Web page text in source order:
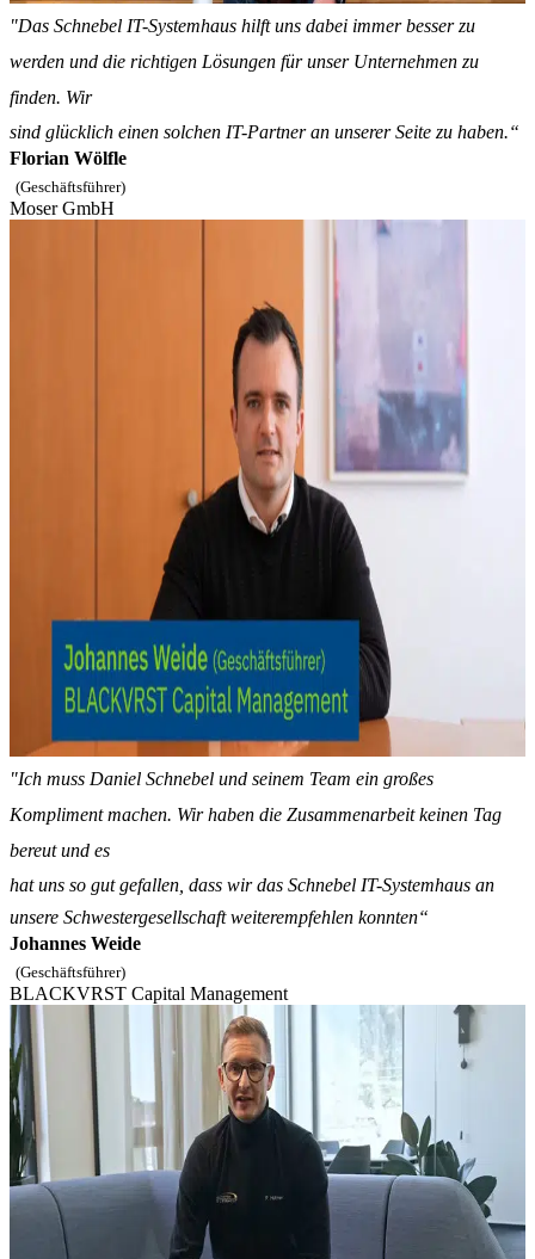
"Das Schnebel IT-Systemhaus hilft uns dabei immer besser zu
werden und die richtigen Lösungen für unser Unternehmen zu
finden. Wir
sind glücklich einen solchen IT-Partner an unserer Seite zu haben.“
Florian Wölfle
(Geschäftsführer)
Moser GmbH
"Ich muss Daniel Schnebel und seinem Team ein großes
Kompliment machen. Wir haben die Zusammenarbeit keinen Tag
bereut und es
hat uns so gut gefallen, dass wir das Schnebel IT-Systemhaus an
unsere Schwestergesellschaft weiterempfehlen konnten“
Johannes Weide
(Geschäftsführer)
BLACKVRST Capital Management